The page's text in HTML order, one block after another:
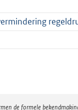
de formele